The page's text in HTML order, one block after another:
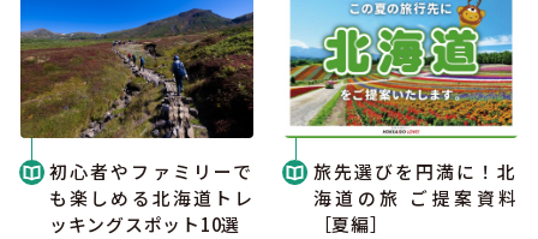
初心者やファミリーで
も楽しめる北海道トレ
ッキングスポット10選
旅先選びを円満に！北
海道の旅 ご提案資料
［夏編］